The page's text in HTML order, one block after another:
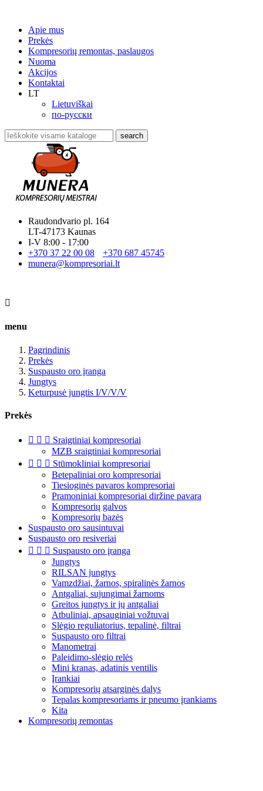
Apie mus
Prekės
Kompresorių remontas, paslaugos
Nuoma
Akcijos
Kontaktai
LT
Lietuviškai
по-русски
search
Raudondvario pl. 164
LT-47173 Kaunas
I-V 8:00 - 17:00
+370 37 22 00 08
+370 687 45745
munera@kompresoriai.lt

menu
Pagrindinis
Prekės
Suspausto oro įranga
Jungtys
Keturpusė jungtis I/V/V/V
Prekės
   Sraigtiniai kompresoriai
MZB sraigtiniai kompresoriai
   Stūmokliniai kompresoriai
Betepaliniai oro kompresoriai
Tiesioginės pavaros kompresoriai
Pramoniniai kompresoriai diržine pavara
Kompresorių galvos
Kompresorių bazės
Suspausto oro sausintuvai
Suspausto oro resiveriai
   Suspausto oro įranga
Jungtys
RILSAN jungtys
Vamzdžiai, žarnos, spiralinės žarnos
Antgaliai, sujungimai žarnoms
Greitos jungtys ir jų antgaliai
Atbuliniai, apsauginiai vožtuvai
Slėgio reguliatorius, tepalinė, filtrai
Suspausto oro filtrai
Manometrai
Paleidimo-slėgio relės
Mini kranas, adatinis ventilis
Įrankiai
Kompresorių atsarginės dalys
Tepalas kompresoriams ir pneumo įrankiams
Kita
Kompresorių remontas